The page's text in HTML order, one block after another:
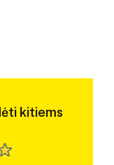
kitiems